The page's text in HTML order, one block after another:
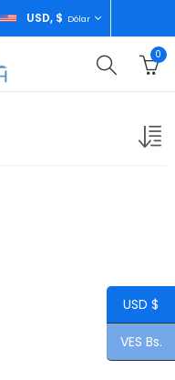
USD, $ Dólar
0
USD $
VES Bs.